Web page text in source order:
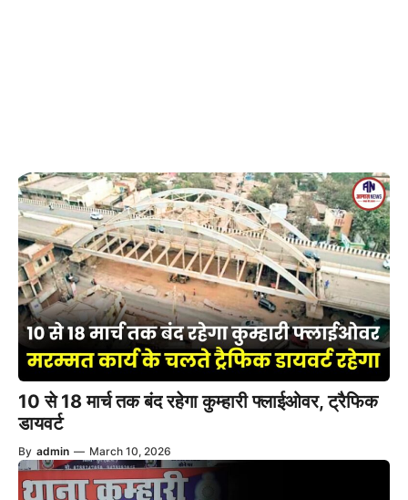
10 से 18 मार्च तक बंद रहेगा कुम्हारी फ्लाईओवर, ट्रैफिक
डायवर्ट
By admin — March 10, 2026